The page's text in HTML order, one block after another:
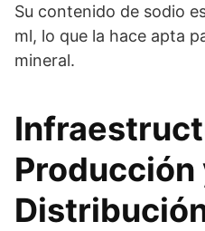
Su contenido de sodio
ml, lo que la hace apta
mineral.
Producción